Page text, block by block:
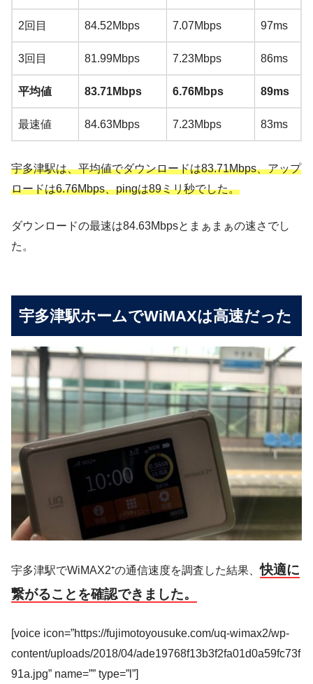
2回目 84.52Mbps 7.07Mbps 97ms
3回目 81.99Mbps 7.23Mbps 86ms
平均値 83.71Mbps 6.76Mbps 89ms
最速値 84.63Mbps 7.23Mbps 83ms
宇多津駅は、平均値でダウンロードは83.71Mbps、アップ
ロードは6.76Mbps、pingは89ミリ秒でした。
ダウンロードの最速は84.63Mbpsとまぁまぁの速さでし
た。
宇多津駅ホームでWiMAXは高速だった
宇多津駅でWiMAX2⁺の通信速度を調査した結果、快適に
繋がることを確認できました。
[voice icon=”https://fujimotoyousuke.com/uq-wimax2/wp-
content/uploads/2018/04/ade19768f13b3f2fa01d0a59fc73f
91a.jpg” name=”” type=”l”]